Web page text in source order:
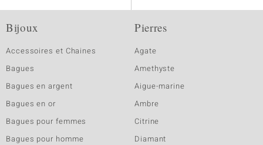
Bijoux
Accessoires et Chaines
Bagues
Bagues en argent
Bagues en or
Bagues pour femmes
Bagues pour homme
Pierres
Agate
Amethyste
Aigue-marine
Ambre
Citrine
Diamant